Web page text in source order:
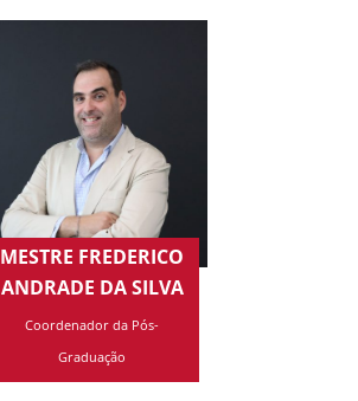
MESTRE FREDERICO
ANDRADE DA SILVA
Coordenador da Pós-
Graduação